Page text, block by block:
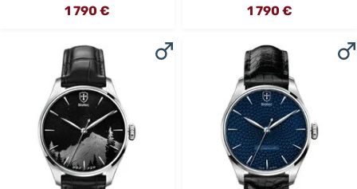
1 790 € 1 790 €